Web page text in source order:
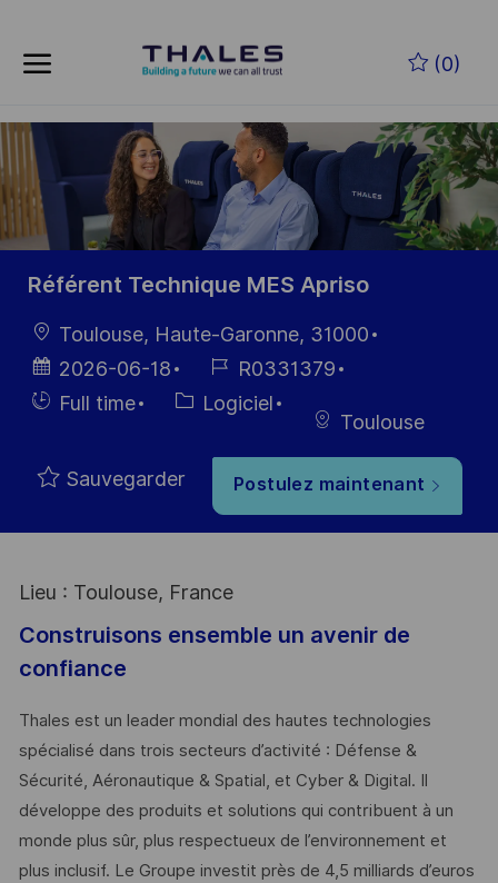
(0)
-
Référent Technique MES Apriso
localisation
Toulouse, Haute-Garonne, 31000
Date
d’affichage
2026-06-18
Référence
du poste
R0331379
HiringFull time Catégorie
Logiciel
Toulouse
Sauvegarder Postulez maintenant
Lieu : Toulouse, France
Construisons ensemble un avenir de
confiance
Thales est un leader mondial des hautes technologies
spécialisé dans trois secteurs d’activité : Défense &
Sécurité, Aéronautique & Spatial, et Cyber & Digital. Il
développe des produits et solutions qui contribuent à un
monde plus sûr, plus respectueux de l’environnement et
plus inclusif. Le Groupe investit près de 4,5 milliards d’euros